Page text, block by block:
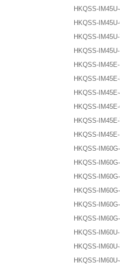
HKQSS-
HKQSS-
HKQSS-
HKQSS-
HKQSS-
HKQSS-
HKQSS-
HKQSS-
HKQSS-
HKQSS-
HKQSS-
HKQSS-
HKQSS-
HKQSS-
HKQSS-
HKQSS-
HKQSS-
HKQSS-
HKQSS-